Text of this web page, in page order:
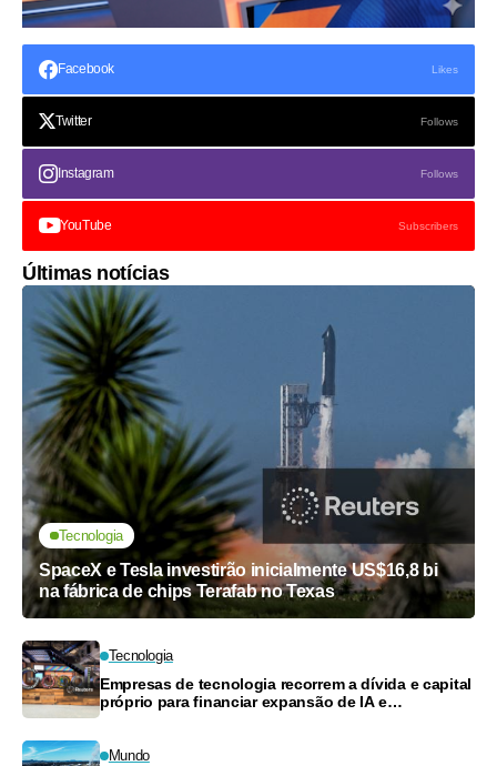
Facebook Likes
Twitter Follows
Instagram Follows
YouTube Subscribers
Últimas notícias
Tecnologia
SpaceX e Tesla investirão inicialmente US$16,8 bi
na fábrica de chips Terafab no Texas
Tecnologia
Empresas de tecnologia recorrem a dívida e capital
próprio para financiar expansão de IA e
Mundo